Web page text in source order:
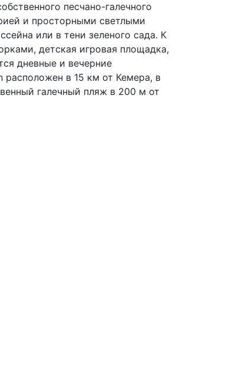
песчано-галечного
и просторными светлыми
или в тени зеленого сада. К
детская игровая площадка,
дневные и вечерние
расположен в 15 км от Кемера, в
галечный пляж в 200 м от